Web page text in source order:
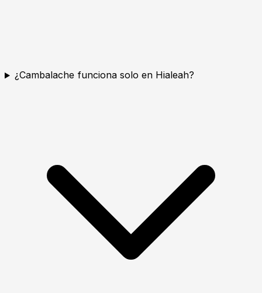
¿Cambalache funciona solo en Hialeah?